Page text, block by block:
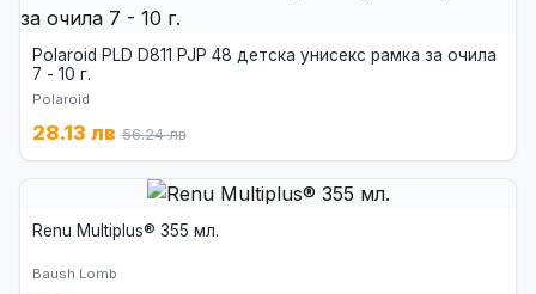
Polaroid PLD D811 PJP 48 детска унисекс рамка за очила
7 - 10 г.
Polaroid
28.13 лв 56.24 лв
Renu Multiplus® 355 мл.
Baush Lomb